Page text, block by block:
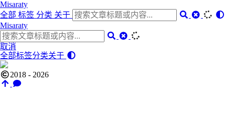
Misaraty
全部 标签 分类 关于
Misaraty
取消
全部标签分类关于
2018 - 2026